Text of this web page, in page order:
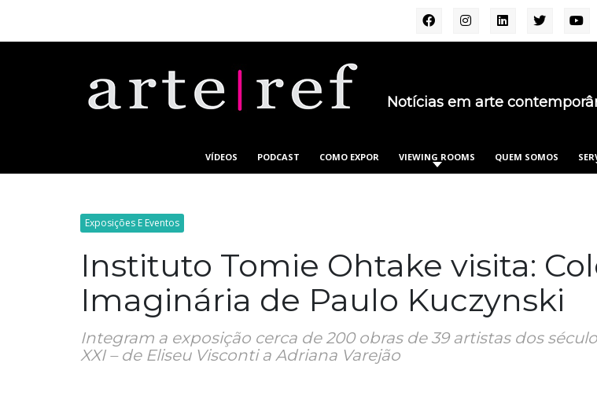
Notícias em arte
VÍDEOS PODCAST COMO EXPOR VIEWING ROOMS QUEM SOMOS
Exposições E Eventos
Instituto Tomie Ohtake visita:
Imaginária de Paulo Kuczynski
Integram a exposição cerca de 200 obras de 39 artistas dos
XXI – de Eliseu Visconti a Adriana Varejão